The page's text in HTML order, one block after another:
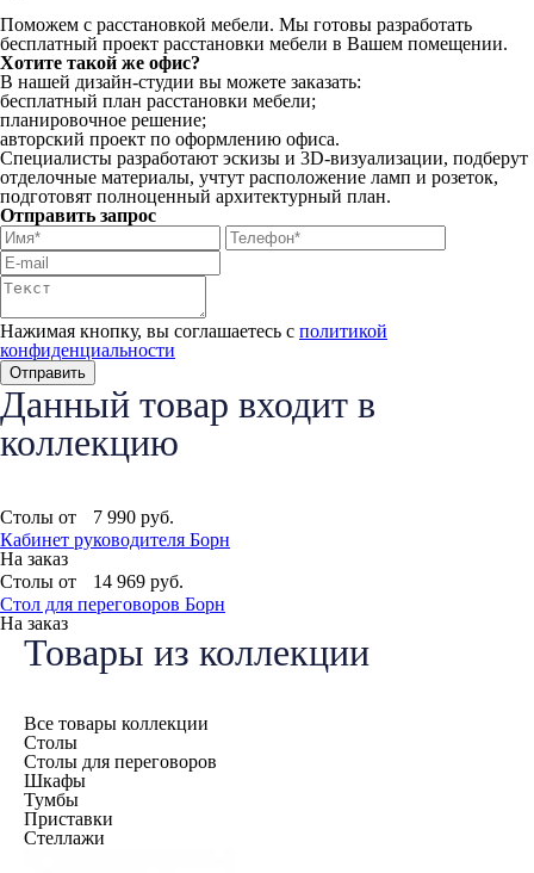
Поможем с расстановкой мебели. Мы готовы разработать
бесплатный проект расстановки мебели в Вашем помещении.
Хотите такой же офис?
В нашей дизайн-студии вы можете заказать:
бесплатный план расстановки мебели;
планировочное решение;
авторский проект по оформлению офиса.
Специалисты разработают эскизы и 3D-визуализации, подберут
отделочные материалы, учтут расположение ламп и розеток,
подготовят полноценный архитектурный план.
Отправить запрос
Нажимая кнопку, вы соглашаетесь с политикой
конфиденциальности
Данный товар входит в
коллекцию
Столы от 7 990 руб.
Кабинет руководителя Борн
На заказ
Столы от
14 969 руб.
Стол для переговоров Борн
На заказ
Товары из коллекции
Все товары коллекции
Столы
Столы для переговоров
Шкафы
Тумбы
Приставки
Стеллажи